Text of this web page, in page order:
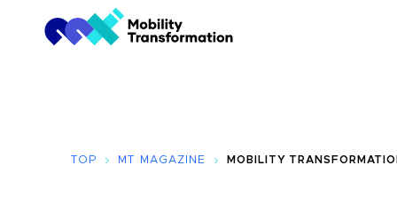
TOP MT MAGAZINE MOBILITY